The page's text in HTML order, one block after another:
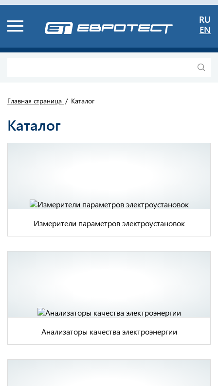
RU
EN
Главная страница Каталог
Каталог
Измерители параметров электроустановок
Анализаторы качества электроэнергии